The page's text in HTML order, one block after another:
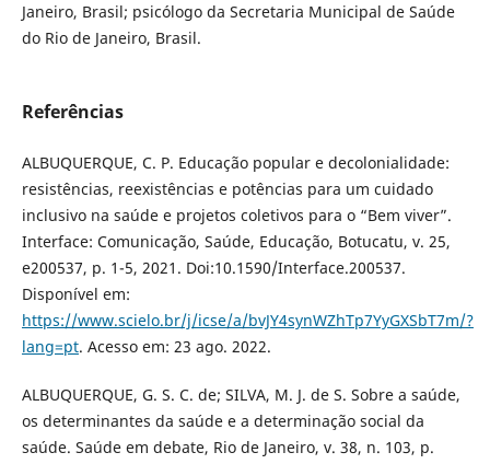
Janeiro, Brasil; psicólogo da Secretaria Municipal de Saúde
do Rio de Janeiro, Brasil.
Referências
ALBUQUERQUE, C. P. Educação popular e decolonialidade:
resistências, reexistências e potências para um cuidado
inclusivo na saúde e projetos coletivos para o “Bem viver”.
Interface: Comunicação, Saúde, Educação, Botucatu, v. 25,
e200537, p. 1-5, 2021. Doi:10.1590/Interface.200537.
Disponível em:
https://www.scielo.br/j/icse/a/bvJY4synWZhTp7YyGXSbT7m/?
lang=pt. Acesso em: 23 ago. 2022.
ALBUQUERQUE, G. S. C. de; SILVA, M. J. de S. Sobre a saúde,
os determinantes da saúde e a determinação social da
saúde. Saúde em debate, Rio de Janeiro, v. 38, n. 103, p.